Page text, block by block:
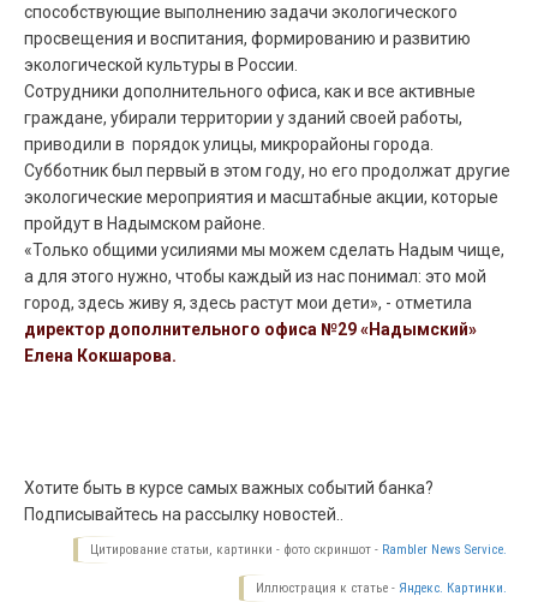
способствующие выполнению задачи экологического
просвещения и воспитания, формированию и развитию
экологической культуры в России.
Сотрудники дополнительного офиса, как и все активные
граждане, убирали территории у зданий своей работы,
приводили в порядок улицы, микрорайоны города.
Субботник был первый в этом году, но его продолжат другие
экологические мероприятия и масштабные акции, которые
пройдут в Надымском районе.
«Только общими усилиями мы можем сделать Надым чище,
а для этого нужно, чтобы каждый из нас понимал: это мой
город, здесь живу я, здесь растут мои дети», - отметила
директор дополнительного офиса №29 «Надымский»
Елена Кокшарова.
Хотите быть в курсе самых важных событий банка?
Подписывайтесь на рассылку новостей
Цитирование статьи, картинки - фото скриншот - Rambler News Service.
Иллюстрация к статье - Яндекс. Картинки.